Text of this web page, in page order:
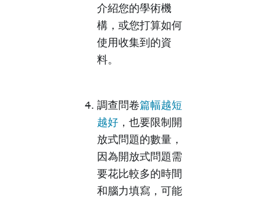
介紹您的學術機
構，或您打算如何
使用收集到的資
料。
調查問卷篇幅越短
越好 ，也要限制開
放式問題的數量，
因為開放式問題需
要花比較多的時間
和腦力填寫，可能